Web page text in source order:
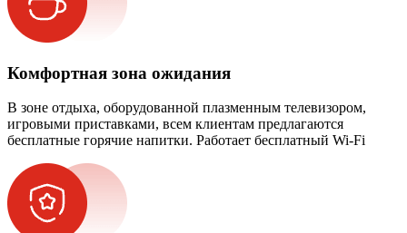
Комфортная зона ожидания
В зоне отдыха, оборудованной плазменным телевизором,
игровыми приставками, всем клиентам предлагаются
бесплатные горячие напитки. Работает бесплатный Wi-Fi